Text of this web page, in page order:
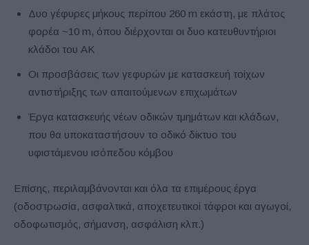
Δυο γέφυρες μήκους περίπου 260 m εκάστη, με πλάτος
φορέα ~10 m, όπου διέρχονται οι δυο κατευθυντήριοι
κλάδοι του ΑΚ
Οι προσβάσεις των γεφυρών με κατασκευή τοίχων
αντιστήριξης των απαιτούμενων επιχωμάτων
Έργα κατασκευής νέων οδικών τμημάτων και κλάδων,
που θα υποκαταστήσουν το οδικό δίκτυο του
υφιστάμενου ισόπεδου κόμβου
Επίσης, περιλαμβάνονται και όλα τα επιμέρους έργα
(οδοστρωσία, ασφαλτικά, αποχετευτικοί τάφροι και αγωγοί,
οδοφωτισμός, σήμανση, ασφάλιση κλπ.)